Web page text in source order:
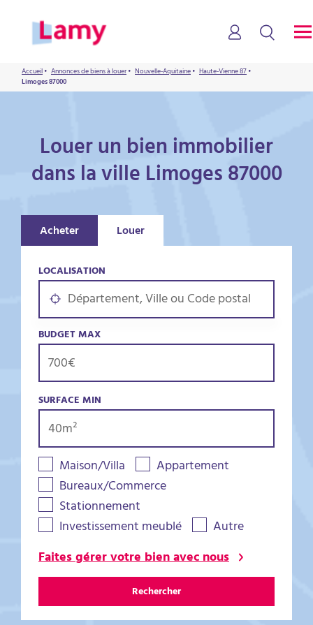
Accueil• Annonces de biens à louer• Nouvelle-Aquitaine• Haute-Vienne 87•
Limoges 87000
Louer un bien immobilier
dans la ville Limoges 87000
Acheter Louer
LOCALISATION
BUDGET MAX
SURFACE MIN
Maison/Villa
Appartement
Bureaux/Commerce
Stationnement
Investissement meublé
Autre
Faites gérer votre bien avec nous
Rechercher